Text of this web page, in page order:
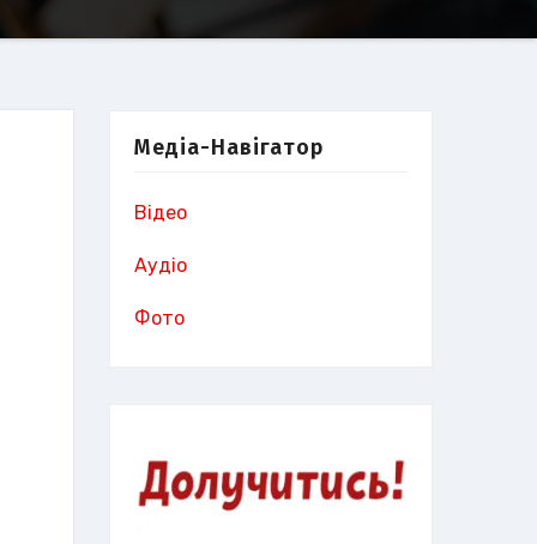
Медіа-Навігатор
Відео
Аудіо
Фото